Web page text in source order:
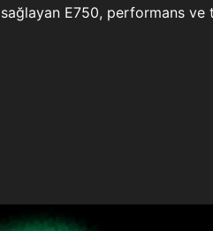
sağlayan E750, performans ve